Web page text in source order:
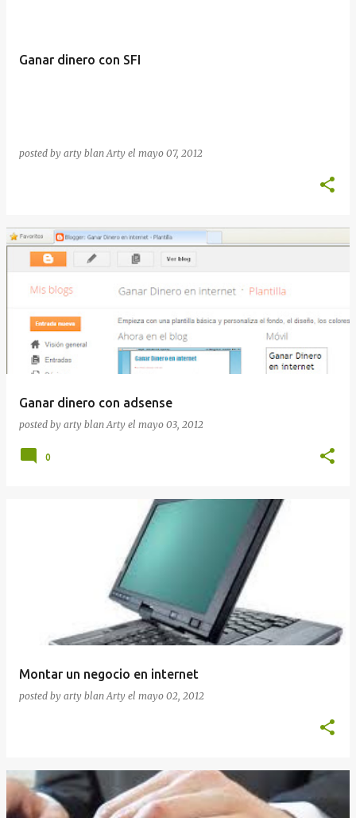
Ganar dinero con SFI
posted by arty blanArty el mayo 07, 2012
Ganar dinero con adsense
posted by arty blanArty el mayo 03, 2012
0
Montar un negocio en internet
posted by arty blanArty el mayo 02, 2012